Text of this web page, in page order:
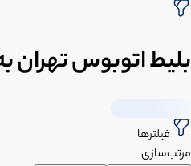
بلیط اتوبوس تهران
فیلترها
مرتب‌سازی